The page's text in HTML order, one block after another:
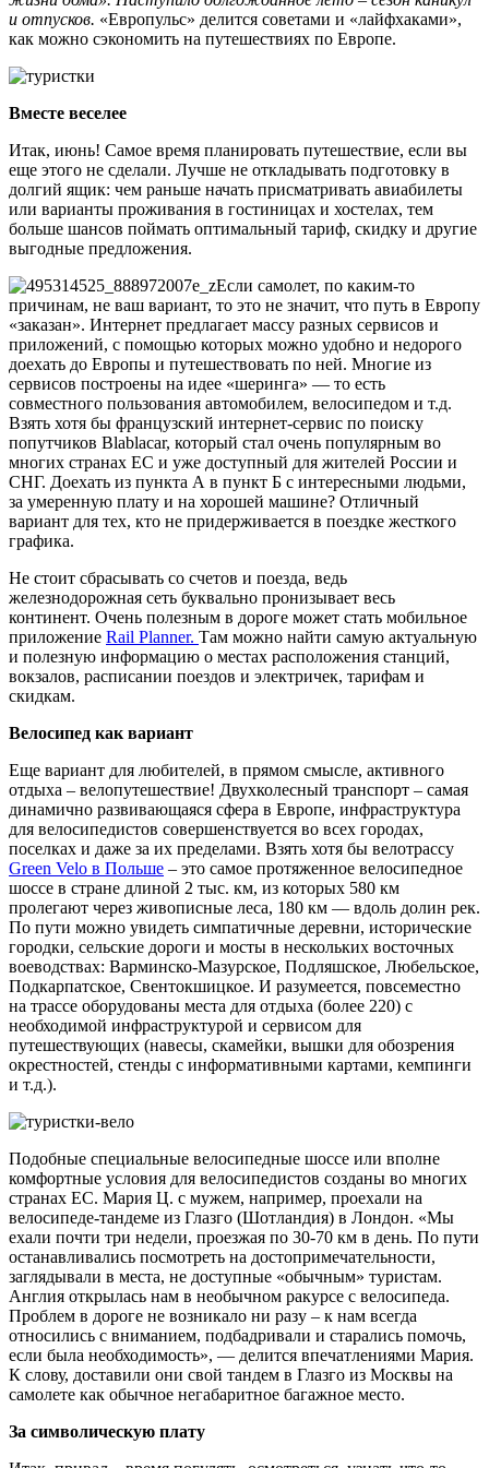
и отпусков. «Европульс» делится советами и «лайфхаками»,
как можно сэкономить на путешествиях по Европе.
Вместе веселее
Итак, июнь! Самое время планировать путешествие, если вы
еще этого не сделали. Лучше не откладывать подготовку в
долгий ящик: чем раньше начать присматривать авиабилеты
или варианты проживания в гостиницах и хостелах, тем
больше шансов поймать оптимальный тариф, скидку и другие
выгодные предложения.
Если самолет, по каким-то
причинам, не ваш вариант, то это не значит, что путь в Европу
«заказан». Интернет предлагает массу разных сервисов и
приложений, с помощью которых можно удобно и недорого
доехать до Европы и путешествовать по ней. Многие из
сервисов построены на идее «шеринга» — то есть
совместного пользования автомобилем, велосипедом и т.д.
Взять хотя бы французский интернет-сервис по поиску
попутчиков Blablacar, который стал очень популярным во
многих странах ЕС и уже доступный для жителей России и
СНГ. Доехать из пункта А в пункт Б с интересными людьми,
за умеренную плату и на хорошей машине? Отличный
вариант для тех, кто не придерживается в поездке жесткого
графика.
Не стоит сбрасывать со счетов и поезда, ведь
железнодорожная сеть буквально пронизывает весь
континент. Очень полезным в дороге может стать мобильное
приложение Rail Planner. Там можно найти самую актуальную
и полезную информацию о местах расположения станций,
вокзалов, расписании поездов и электричек, тарифам и
скидкам.
Велосипед как вариант
Еще вариант для любителей, в прямом смысле, активного
отдыха – велопутешествие! Двухколесный транспорт – самая
динамично развивающаяся сфера в Европе, инфраструктура
для велосипедистов совершенствуется во всех городах,
поселках и даже за их пределами. Взять хотя бы велотрассу
Green Velo в Польше – это самое протяженное велосипедное
шоссе в стране длиной 2 тыс. км, из которых 580 км
пролегают через живописные леса, 180 км — вдоль долин рек.
По пути можно увидеть симпатичные деревни, исторические
городки, сельские дороги и мосты в нескольких восточных
воеводствах: Варминско-Мазурское, Подляшское, Любельское,
Подкарпатское, Свентокшицкое. И разумеется, повсеместно
на трассе оборудованы места для отдыха (более 220) с
необходимой инфраструктурой и сервисом для
путешествующих (навесы, скамейки, вышки для обозрения
окрестностей, стенды с информативными картами, кемпинги
и т.д.).
Подобные специальные велосипедные шоссе или вполне
комфортные условия для велосипедистов созданы во многих
странах ЕС. Мария Ц. с мужем, например, проехали на
велосипеде-тандеме из Глазго (Шотландия) в Лондон. «Мы
ехали почти три недели, проезжая по 30-70 км в день. По пути
останавливались посмотреть на достопримечательности,
заглядывали в места, не доступные «обычным» туристам.
Англия открылась нам в необычном ракурсе с велосипеда.
Проблем в дороге не возникало ни разу – к нам всегда
относились с вниманием, подбадривали и старались помочь,
если была необходимость», — делится впечатлениями Мария.
К слову, доставили они свой тандем в Глазго из Москвы на
самолете как обычное негабаритное багажное место.
За символическую плату